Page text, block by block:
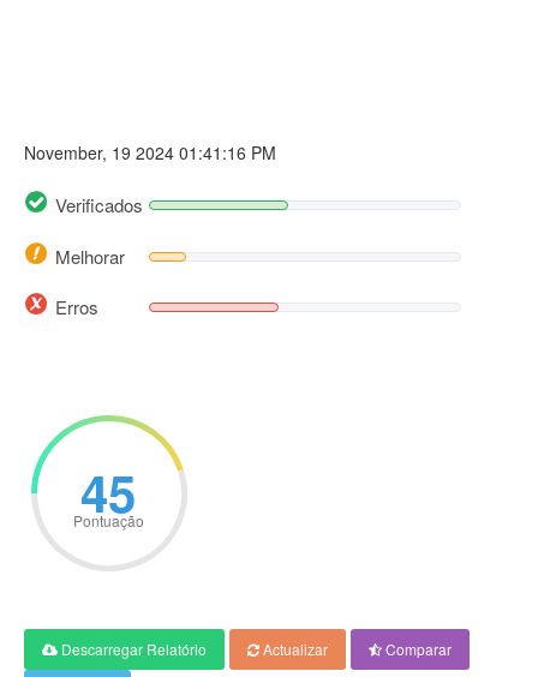
November, 19 2024 01:41:16 PM
Verificados
Melhorar
Erros
45
Pontuação
Descarregar Relatório Actualizar
Comparar